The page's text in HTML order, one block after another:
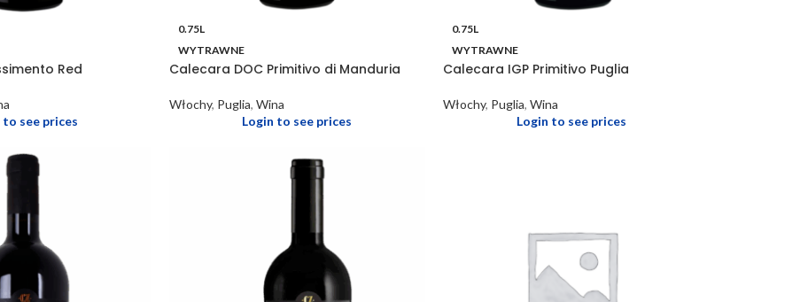
Red
to see prices
0.75L
WYTRAWNE
Calecara DOC Primitivo di Manduria
Włochy, Puglia, Wina
Login to see prices
0.75L
WYTRAWNE
Calecara IGP Primitivo Puglia
Włochy, Puglia, Wina
Login to see prices